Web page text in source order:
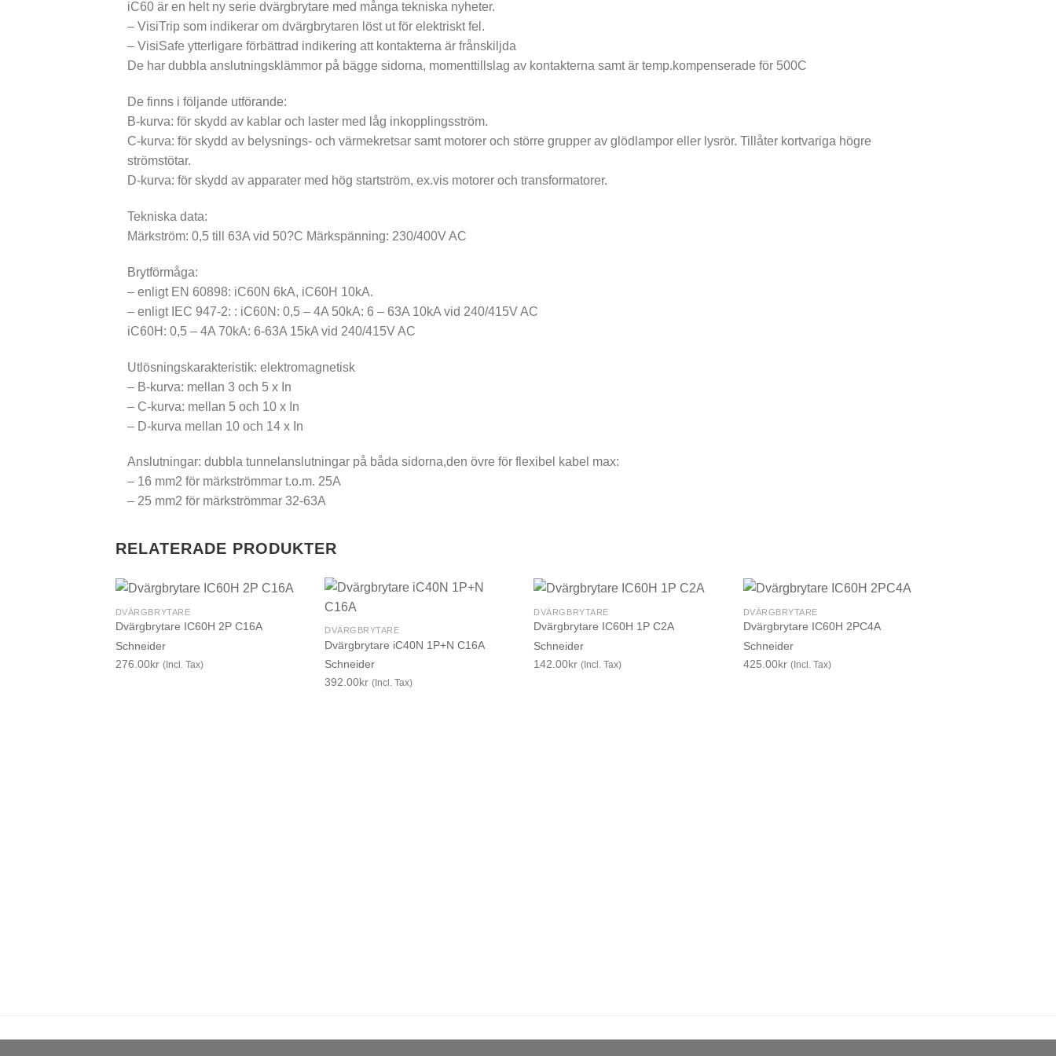
iC60 är en helt ny serie dvärgbrytare med många tekniska nyheter.
– VisiTrip som indikerar om dvärgbrytaren löst ut för elektriskt fel.
– VisiSafe ytterligare förbättrad indikering att kontakterna är frånskiljda
De har dubbla anslutningsklämmor på bägge sidorna, momenttillslag av kontakterna samt är temp.kompenserade för 500C
De finns i följande utförande:
B-kurva: för skydd av kablar och laster med låg inkopplingsström.
C-kurva: för skydd av belysnings- och värmekretsar samt motorer och större grupper av glödlampor eller lysrör. Tillåter kortvariga högre
strömstötar.
D-kurva: för skydd av apparater med hög startström, ex.vis motorer och transformatorer.
Tekniska data:
Märkström: 0,5 till 63A vid 50?C Märkspänning: 230/400V AC
Brytförmåga:
– enligt EN 60898: iC60N 6kA, iC60H 10kA.
– enligt IEC 947-2: : iC60N: 0,5 – 4A 50kA: 6 – 63A 10kA vid 240/415V AC
iC60H: 0,5 – 4A 70kA: 6-63A 15kA vid 240/415V AC
Utlösningskarakteristik: elektromagnetisk
– B-kurva: mellan 3 och 5 x In
– C-kurva: mellan 5 och 10 x In
– D-kurva mellan 10 och 14 x In
Anslutningar: dubbla tunnelanslutningar på båda sidorna,den övre för flexibel kabel max:
– 16 mm2 för märkströmmar t.o.m. 25A
– 25 mm2 för märkströmmar 32-63A
RELATERADE PRODUKTER
DVÄRGBRYTARE
Dvärgbrytare IC60H 2P C16A
Schneider
276.00kr (Incl. Tax)
DVÄRGBRYTARE
Dvärgbrytare iC40N 1P+N C16A
Schneider
392.00kr (Incl. Tax)
DVÄRGBRYTARE
Dvärgbrytare IC60H 1P C2A
Schneider
142.00kr (Incl. Tax)
DVÄRGBRYTARE
Dvärgbrytare IC60H 2PC4A
Schneider
425.00kr (Incl. Tax)